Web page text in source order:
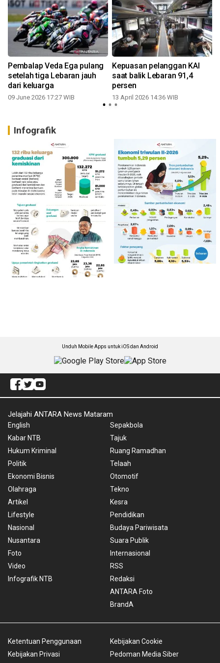
Pembalap Veda Ega pulang
setelah tiga Lebaran jauh
dari keluarga
09 June 2026 17:27 WIB
Kepuasan pelanggan KAI
saat balik Lebaran 91,4
persen
13 April 2026 14:36 WIB
Infografik
Unduh Mobile Apps untuk iOS dan Android
Jelajahi ANTARA News Mataram
English
Kabar NTB
Hukum Kriminal
Politik
Ekonomi Bisnis
Olahraga
Artikel
Lifestyle
Nasional
Nusantara
Foto
Video
Infografik NTB
Sepakbola
Tajuk
Ruang Ramadhan
Telaah
Otomotif
Tekno
Kesra
Pendidikan
Budaya Pariwisata
Suara Publik
Internasional
RSS
Redaksi
ANTARA Foto
BrandA
Ketentuan Penggunaan
Kebijakan Privasi
Kebijakan Cookie
Pedoman Media Siber